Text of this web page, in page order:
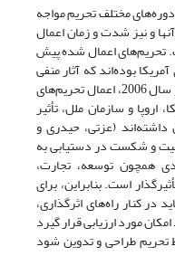
مختلف تحریم مواجه
و نیز شدت و زمان اعمال
تحریم‌های اعمال شده پیش
آمریکا بوده‌اند که آثار منفی
اساسی بر اقتصاد ایران نداشته‌اند، ولی از سال 2006، اعمال تحریم‌های
و سازمان ملل، تأثیر
داشته‌اند (عزتی، حیدری و
موفقیت و شکست در دستیابی به
همچون توسعه، تجارت،
است. بنابراین، برای
در کنار راه‌های اثرگذاری،
مورد ارزیابی قرار گیرد
طراحی و تدوین شود